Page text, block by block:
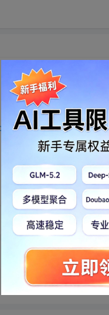
download/
转发到动态 举报